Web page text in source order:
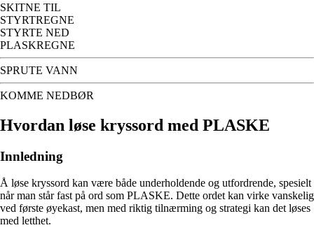
SKITNE TIL
STYRTREGNE
STYRTE NED
PLASKREGNE
SPRUTE VANN
KOMME NEDBØR
Hvordan løse kryssord med PLASKE
Innledning
Å løse kryssord kan være både underholdende og utfordrende, spesielt
når man står fast på ord som PLASKE. Dette ordet kan virke vanskelig
ved første øyekast, men med riktig tilnærming og strategi kan det løses
med letthet.